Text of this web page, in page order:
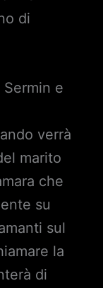
di
e
verrà
marito
che
su
sul
la
di